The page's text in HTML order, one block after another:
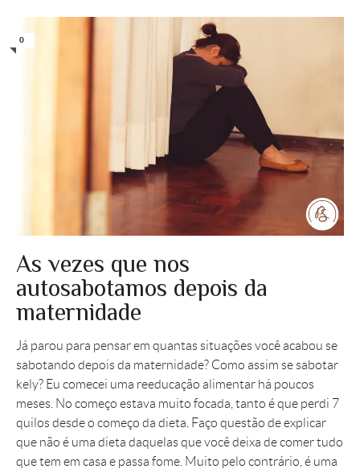
0
As vezes que nos
autosabotamos depois da
maternidade
Já parou para pensar em quantas situações você acabou se
sabotando depois da maternidade? Como assim se sabotar
kely? Eu comecei uma reeducação alimentar há poucos
meses. No começo estava muito focada, tanto é que perdi 7
quilos desde o começo da dieta. Faço questão de explicar
que não é uma dieta daquelas que você deixa de comer tudo
que tem em casa e passa fome. Muito pelo contrário, é uma